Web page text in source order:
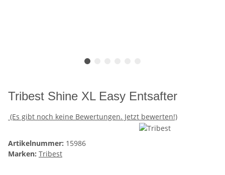
Tribest Shine XL Easy Entsafter
(Es gibt noch keine Bewertungen. Jetzt bewerten!)
Artikelnummer: 15986
Marken: Tribest